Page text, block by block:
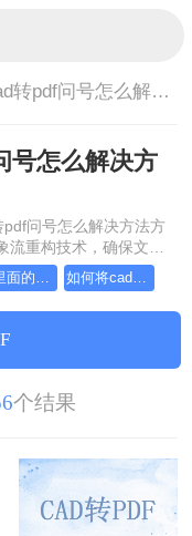
cad转pdf问号怎么解决方法
号怎么解决方
问号怎么解决方法方
流重构技术，确保文档
版不乱码。支持一键批
加密保障隐私安全。
pdf问号怎么解决方
办公。
个结果